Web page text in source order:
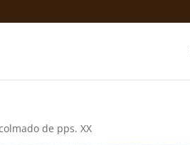
de pps. XX